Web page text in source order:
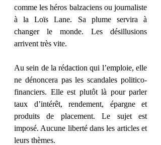
comme les héros balzaciens ou journaliste
à la Loïs Lane. Sa plume servira à
changer le monde. Les désillusions
arrivent très vite.
Au sein de la rédaction qui l’emploie, elle
ne dénoncera pas les scandales politico-
financiers. Elle est plutôt là pour parler
taux d’intérêt, rendement, épargne et
produits de placement. Le sujet est
imposé. Aucune liberté dans les articles et
leurs thèmes.